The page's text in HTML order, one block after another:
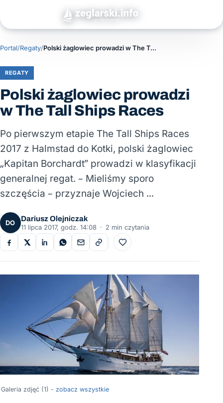
Portal/Regaty/ Polski żaglowiec prowadzi w The Tall Ships Races
REGATY
Polski żaglowiec prowadzi
w The Tall Ships Races
Po pierwszym etapie The Tall Ships Races
2017 z Halmstad do Kotki, polski żaglowiec
„Kapitan Borchardt” prowadzi w klasyfikacji
generalnej regat. – Mieliśmy sporo
szczęścia – przyznaje Wojciech …
DO
Dariusz Olejniczak
11 lipca 2017, godz. 14:08 · 2 min czytania
Do ulubionych
Galeria zdjęć (1) - zobacz wszystkie